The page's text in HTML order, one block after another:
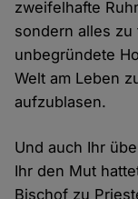
zweifelhafte
sondern alles
unbegründete
Welt am Leben
aufzublasen.
Und auch Ihr
Ihr den Mut
Bischof zu